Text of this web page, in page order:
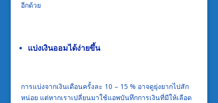
อีกด้วย
แบ่งเงินออมได้ง่ายขึ้น
การแบ่งจากเงินเดือนครั้งละ 10 – 15 % อาจดูยุ่งยากไปสัก
หน่อย แต่หากเราเปลี่ยนมาใช้แอพบันทึกการเงินที่มีให้เลือด